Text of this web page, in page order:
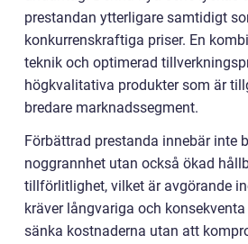
prestandan ytterligare samtidigt
konkurrenskraftiga priser. En
teknik och optimerad
högkvalitativa produkter som är
bredare marknadssegment.
Förbättrad prestanda innebär inte
noggrannhet utan också ökad
tillförlitlighet, vilket är avgörande
kräver långvariga och
sänka kostnaderna utan att